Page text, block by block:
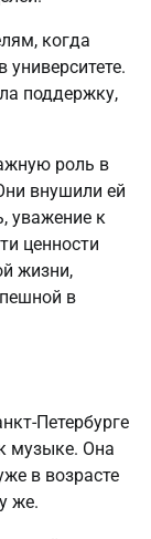
когда
поддержку,
роль в
внушили ей
уважение к
ценности
жизни,
в
Петербурге
музыке. Она
в возрасте
же.